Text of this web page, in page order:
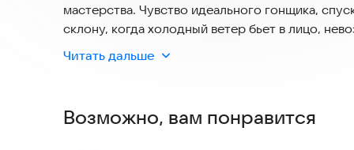
мастерства. Чувство идеального гонщика,
склону, когда холодный ветер бьет в лицо,
симуляторы водных лыж, трюковых
испытаний. Вам предстоит пройти курс на
квадроциклах на скоростных спусках и
Читать дальше
Возможно, вам понравится